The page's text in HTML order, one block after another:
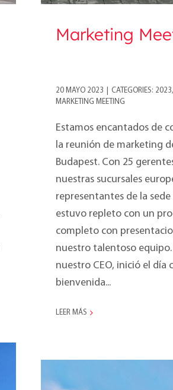
Marketing
20 MAYO 2023 CATEGORIES: 2023,
MARKETING MEETING
Estamos encantados de
la reunión de marketing
Budapest. Con 25
nuestras sucursales
representantes de la
estuvo repleto con un
completo con
nuestro talentoso
nuestro CEO, inició el día
bienvenida...
LEER MÁS